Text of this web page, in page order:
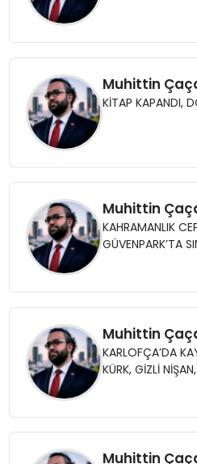
Muhittin
KİTAP KAPANDI,
Muhittin
KAHRAMANLIK
GÜVENPARK’TA
Muhittin
KARLOFÇA’DA
KÜRK, GİZLİ
Muhittin